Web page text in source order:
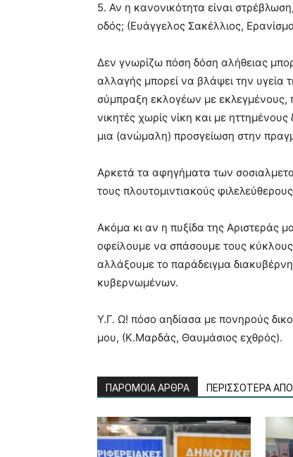
5. Αν η κανονικότητα είναι
οδός; (Ευάγγελος Σακέλλιος,
Δεν γνωρίζω πόση δόση αλήθειας
αλλαγής μπορεί να βλάψει την υγεία
σύμπραξη εκλογέων με εκλεγμένους,
νικητές χωρίς νίκη και με
μια (ανώμαλη) προσγείωση στην
Αρκετά τα αφηγήματα των
τους πλουτομιντιακούς
Ακόμα κι αν η πυξίδα της Αριστεράς
οφείλουμε να σπάσουμε τους κύκλους
αλλάξουμε το παράδειγμα
κυβερνωμένων.
Υ.Γ. Ω! πόσο αηδίασα με πονηρούς
μου, (Κ.Μαρδάς, Θαυμάσιος εχθρός).
ΠΑΡΟΜΟΙΑ ΑΡΘΡΑ ΠΕΡΙΣΣΟΤΕΡΑ